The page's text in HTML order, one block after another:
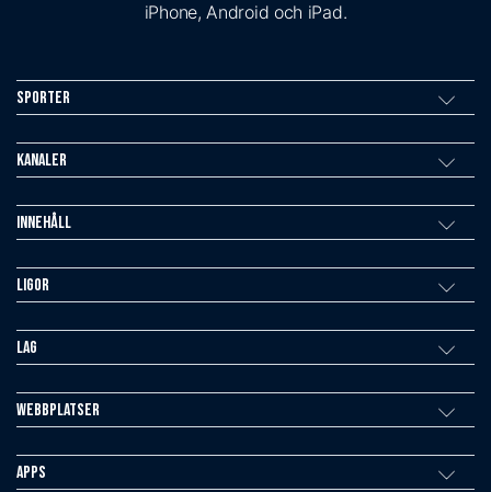
iPhone, Android och iPad.
Sporter
Kanaler
Innehåll
Ligor
Lag
Webbplatser
Apps